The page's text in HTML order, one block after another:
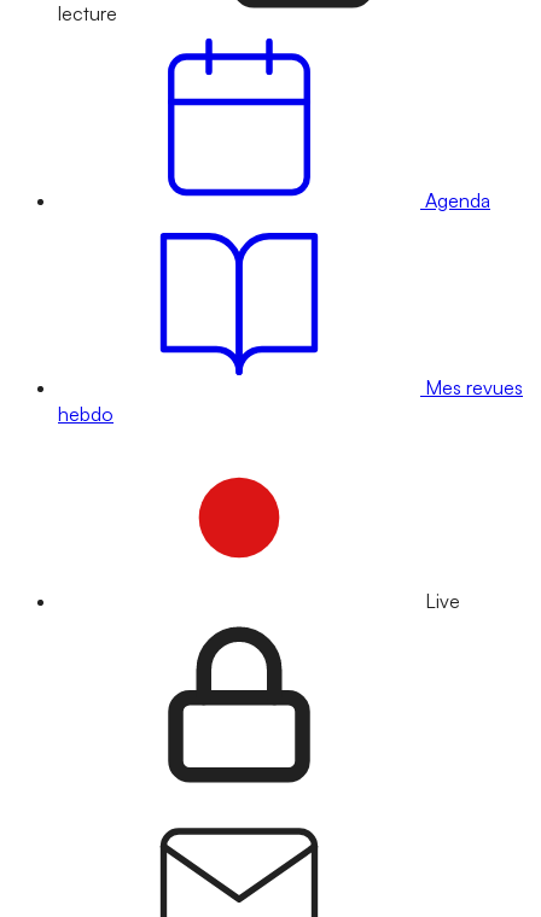
lecture
Agenda
Mes revues
hebdo
Live